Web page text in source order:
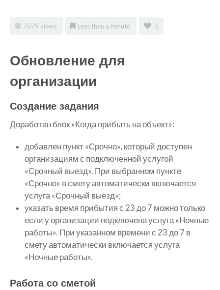
7079 views Less than a minute 5
Обновление для
организации
Создание задания
Доработан блок «Когда прибыть на объект»:
добавлен пункт «Срочно», который доступен
организациям с подключенной услугой
«Срочный выезд». При выбранном пункте
«Срочно» в смету автоматически включается
услуга «Срочный выезд»;
указать время прибытия с 23 до 7 можно только
если у организации подключена услуга «Ночные
работы». При указанном времени с 23 до 7 в
смету автоматически включается услуга
«Ночные работы».
Работа со сметой